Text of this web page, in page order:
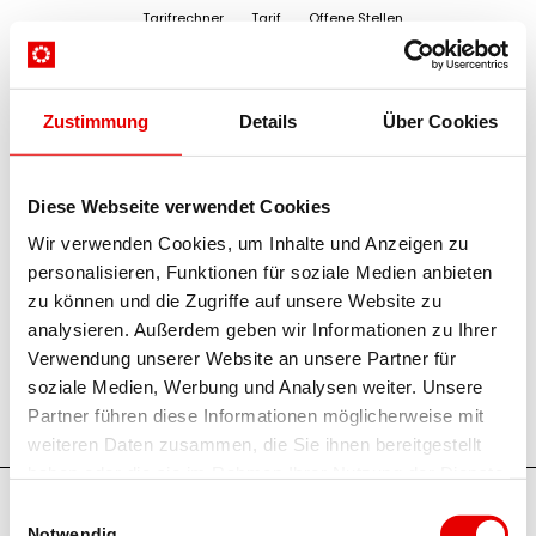
Zustimmung Details Über Cookies
Diese Webseite verwendet Cookies
Wir verwenden Cookies, um Inhalte und Anzeigen zu
personalisieren, Funktionen für soziale Medien anbieten
zu können und die Zugriffe auf unsere Website zu
analysieren. Außerdem geben wir Informationen zu Ihrer
Verwendung unserer Website an unsere Partner für
soziale Medien, Werbung und Analysen weiter. Unsere
Partner führen diese Informationen möglicherweise mit
weiteren Daten zusammen, die Sie ihnen bereitgestellt
Tarifrechner Tarif Offene Stellen
Startseite /Suchergebnisse für ""
Suche